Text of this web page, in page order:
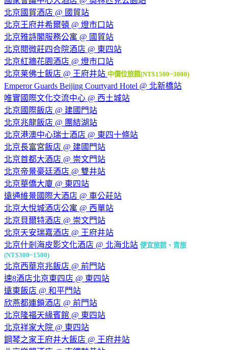
北京國貿酒店 @ 國貿站
北京王府井希爾頓 @ 燈市口站
北京雅詩閣服務公寓 @ 國貿站
北京閱微莊四合院酒店 @ 東四站
北京紅牆花園酒店 @ 燈市口站
北京莱佛士飯店 @ 王府井站 中價位旅館(NT$1500~3000)
Emperor Guards Beijing Courtyard Hotel @ 北新橋站
唯實國際文化交流中心 @ 西土城站
北京國際飯店 @ 建國門站
北京兆龍飯店 @ 團結湖站
北京港澳中心瑞士酒店 @ 東四十條站
北京長富宮飯店 @ 建國門站
北京首都大酒店 @ 崇文門站
北京帝景豪廷酒店 @ 雙井站
北京華僑大廈 @ 東四站
遠通維景國際大酒店 @ 車公莊站
北京大悅城酒店公寓 @ 西單站
北京貝爾特酒店 @ 崇文門站
北京天安瑞嘉酒店 @ 王府井站
北京什剎海皮影文化酒店 @ 北海北站 便宜旅館、青旅
(NT$300~1500)
北京西華京兆飯店 @ 前門站
速8酒店北京東四店 @ 東四站
遠東飯店 @ 和平門站
欣燕都連鎖酒店 @ 前門站
北京隆福天緣賓館 @ 東四站
北京祥家大院 @ 東四站
鋼琴之家王府井大飯店 @ 王府井站